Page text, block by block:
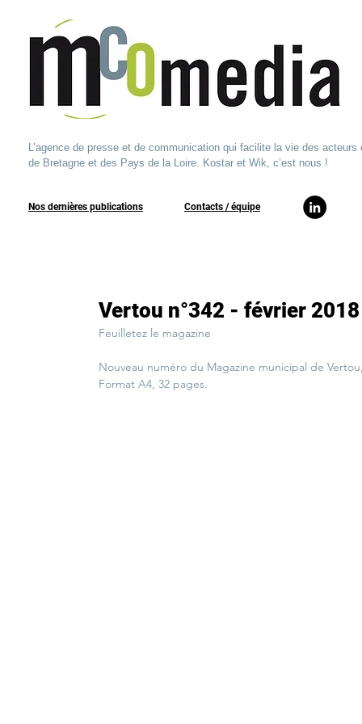
L’agence de presse et de communication qui facilite la vie des acteurs
de Bretagne et des Pays de la Loire. Kostar et Wik, c’est nous !
Nos dernières publications ​Contacts / équipe​
Vertou n°342 - février 2018
Feuilletez le magazine
Nouveau numéro du Magazine municipal de
Format A4, 32 pages.